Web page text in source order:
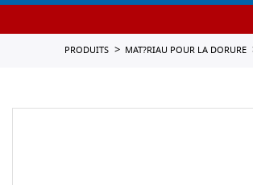
PRODUITS MAT?RIAU POUR LA DORURE